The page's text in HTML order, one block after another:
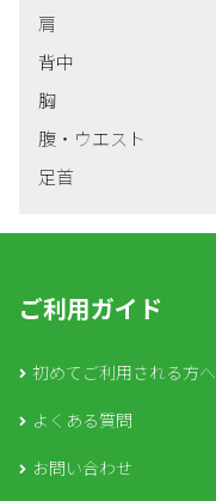
肩
背中
胸
腹・ウエスト
足首
ご利用ガイド
初めてご利用される方へ
よくある質問
お問い合わせ